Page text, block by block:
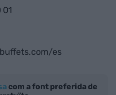
es
com a font preferida de